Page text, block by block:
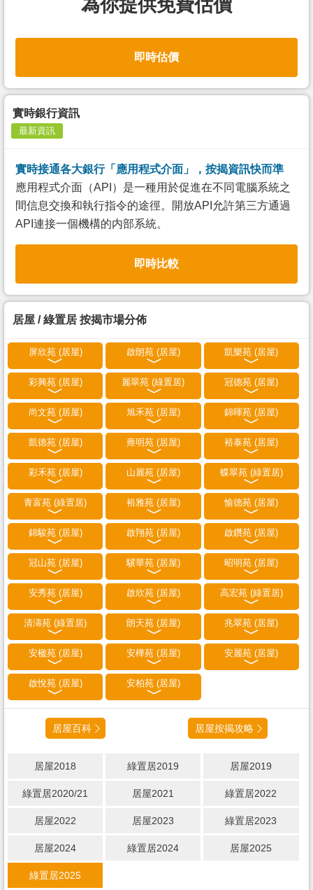
為你提供免費估價
即時估價
實時銀行資訊
最新資訊
實時接通各大銀行「應用程式介面」，按揭資訊快而準
應用程式介面（API）是一種用於促進在不同電腦系統之
間信息交換和執行指令的途徑。開放API允許第三方通過
API連接一個機構的内部系統。
即時比較
居屋 / 綠置居 按揭市場分佈
屏欣苑 (居屋) 啟朗苑 (居屋) 凱樂苑 (居屋)
彩興苑 (居屋) 麗翠苑 (綠置居) 冠德苑 (居屋)
尚文苑 (居屋) 旭禾苑 (居屋) 錦暉苑 (居屋)
凱德苑 (居屋) 雍明苑 (居屋) 裕泰苑 (居屋)
彩禾苑 (居屋) 山麗苑 (居屋) 蝶翠苑 (綠置居)
青富苑 (綠置居) 裕雅苑 (居屋) 愉德苑 (居屋)
錦駿苑 (居屋) 啟翔苑 (居屋) 啟鑽苑 (居屋)
冠山苑 (居屋) 驥華苑 (居屋) 昭明苑 (居屋)
安秀苑 (居屋) 啟欣苑 (居屋) 高宏苑 (綠置居)
清濤苑 (綠置居) 朗天苑 (居屋) 兆翠苑 (居屋)
安楹苑 (居屋) 安樺苑 (居屋) 安麗苑 (居屋)
啟悅苑 (居屋) 安柏苑 (居屋)
居屋百科 居屋按揭攻略
居屋2018 綠置居2019 居屋2019
綠置居2020/21 居屋2021 綠置居2022
居屋2022 居屋2023 綠置居2023
居屋2024 綠置居2024 居屋2025
綠置居2025